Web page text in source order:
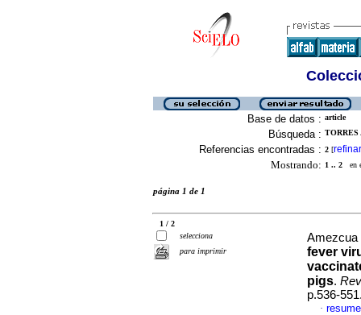
Base de datos : article
Búsqueda : TORRES
Referencias encontradas : 2 [refinar
Mostrando: 1 .. 2 en
página 1 de 1
1 / 2
selecciona
para imprimir
Amezcua
fever
pigs.
p.536-
·